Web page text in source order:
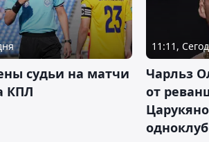
судьи на матчи
КПЛ
11:11,
Чарльз
от